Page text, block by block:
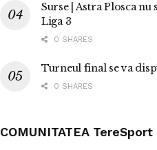
Surse | Astra Plosca nu
Liga 3
0 SHARES
Turneul final se va
0 SHARES
COMUNITATEA TereSport